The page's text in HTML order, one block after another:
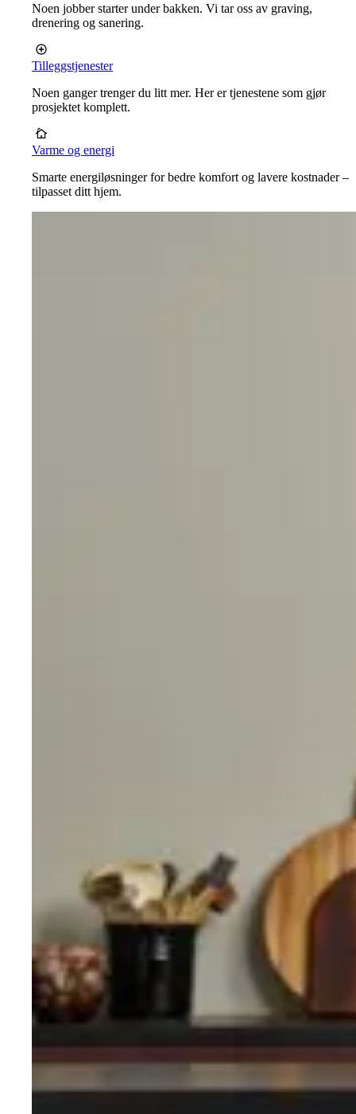
Noen jobber starter under bakken. Vi tar oss av graving,
drenering og sanering.
Tilleggstjenester
Noen ganger trenger du litt mer. Her er tjenestene som gjør
prosjektet komplett.
Varme og energi
Smarte energiløsninger for bedre komfort og lavere kostnader –
tilpasset ditt hjem.